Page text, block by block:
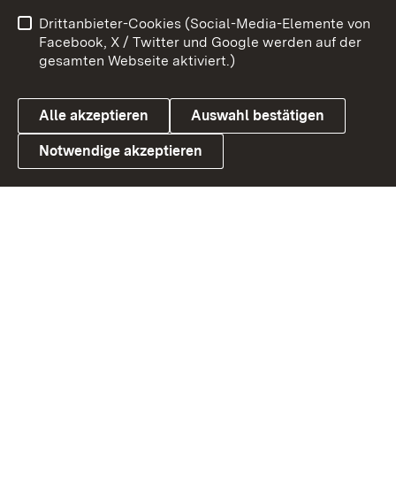
Link zum Landesportal
Benutzungshinweise
Barrierefreiheit
Datenschutz
Cookies
Drittanbieter-Cookies (Social-Media-Elemente von
Facebook, X / Twitter und Google werden auf der
gesamten Webseite aktiviert.)
Alle akzeptieren Auswahl bestätigen
Notwendige akzeptieren